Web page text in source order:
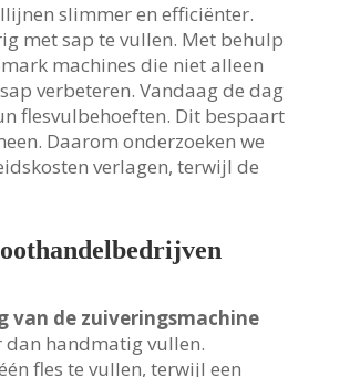
slimmer en efficiënter.
met sap te vullen. Met behulp
machines die niet alleen
verbeteren. Vandaag de dag
flesvulbehoeften. Dit bespaart
Daarom onderzoeken we
verlagen, terwijl de
van de zuiveringsmachine
dan handmatig vullen.
fles te vullen, terwijl een